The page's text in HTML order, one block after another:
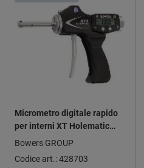
Micrometro digitale rapido
per interni XT Holematic
HCT con Bluetooth®
Bowers GROUP
Codice art.: 428703